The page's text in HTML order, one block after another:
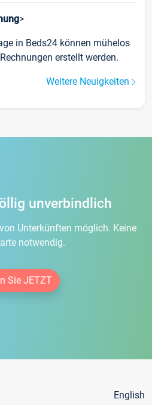
>
in Beds24 können mühelos
erstellt werden.
Weitere Neuigkeiten
unverbindlich
Unterkünften möglich. Keine
notwendig.
Sie JETZT
English